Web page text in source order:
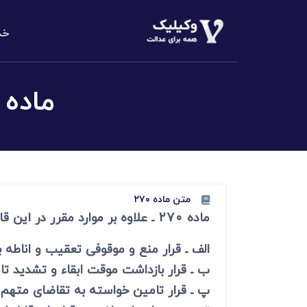
الزام به
دعاوی
دعاوی
مطالبه
ماده ۲۷۰ قانون آیین دادرسی کیفری
متن ماده ۲۷۰
ماده 270 ـ علاوه بر موارد مقرر در این قانون قرارهای بازپرس در موارد زیر قابل اعتراض است:
الف ـ قرار منع و موقوفی تعقیب و
ب ـ قرار بازداشت موقت ابقاء و تشدید
پ ـ قرار تامین خواسته به تقاضای متهم